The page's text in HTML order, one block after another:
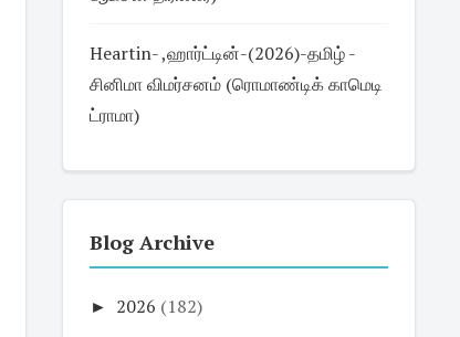
Heartin- ,ஹார்ட்டின்-(2026)-தமிழ் -
சினிமா விமர்சனம் (ரொமாண்டிக் காமெடி
ட்ராமா)
Blog Archive
► 2026 (182)